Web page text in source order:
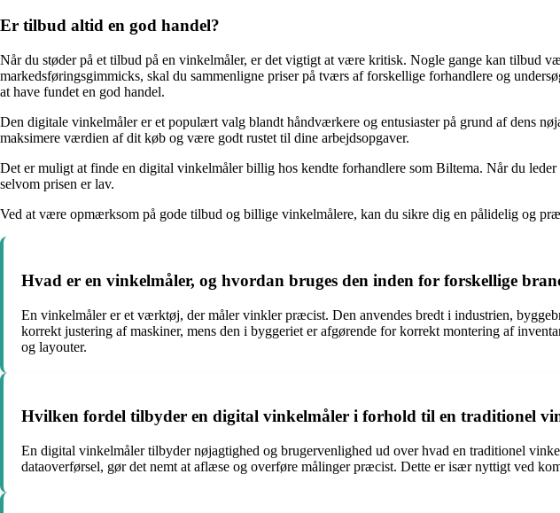
Er tilbud altid en god handel?
Når du støder på et tilbud på en vinkelmåler, er det vigtigt at være kritisk. Nogle gange kan tilbud
markedsføringsgimmicks, skal du sammenligne priser på tværs af forskellige forhandlere og
at have fundet en god handel.
Den digitale vinkelmåler er et populært valg blandt håndværkere og entusiaster på grund af dens
maksimere værdien af dit køb og være godt rustet til dine arbejdsopgaver.
Det er muligt at finde en digital vinkelmåler billig hos kendte forhandlere som Biltema. Når du
selvom prisen er lav.
Ved at være opmærksom på gode tilbud og billige vinkelmålere, kan du sikre dig en pålidelig og
Hvad er en vinkelmåler, og hvordan bruges den inden for forskellige
En vinkelmåler er et værktøj, der måler vinkler præcist. Den anvendes bredt i industrien,
korrekt justering af maskiner, mens den i byggeriet er afgørende for korrekt montering af
og layouter.
Hvilken fordel tilbyder en digital vinkelmåler i forhold til en traditionel
En digital vinkelmåler tilbyder nøjagtighed og brugervenlighed ud over hvad en traditionel
dataoverførsel, gør det nemt at aflæse og overføre målinger præcist. Dette er især nyttigt ved